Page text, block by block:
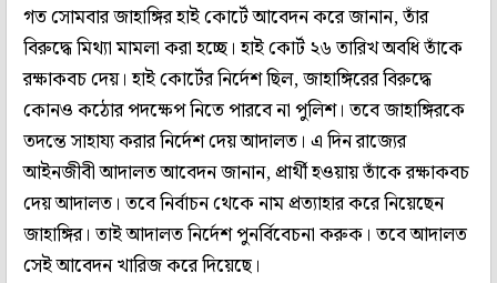
গত সোমবার জাহাঙ্গির হাই কোর্টে আবেদন করে জানান, তাঁর
বিরুদ্ধে মিথ্যা মামলা করা হচ্ছে। হাই কোর্ট ২৬ তারিখ অবধি তাঁকে
রক্ষাকবচ দেয়। হাই কোর্টের নির্দেশ ছিল, জাহাঙ্গিরের বিরুদ্ধে
কোনও কঠোর পদক্ষেপ নিতে পারবে না পুলিশ। তবে জাহাঙ্গিরকে
তদন্তে সাহায্য করার নির্দেশ দেয় আদালত। এ দিন রাজ্যের
আইনজীবী আদালত আবেদন জানান, প্রার্থী হওয়ায় তাঁকে রক্ষাকবচ
দেয় আদালত। তবে নির্বাচন থেকে নাম প্রত্যাহার করে নিয়েছেন
জাহাঙ্গির। তাই আদালত নির্দেশ পুনর্বিবেচনা করুক। তবে আদালত
সেই আবেদন খারিজ করে দিয়েছে।